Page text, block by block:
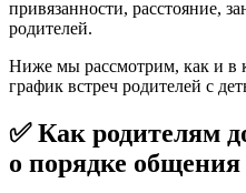
привязанности, расстояние,
родителей.
Ниже мы рассмотрим, как и в
график встреч родителей с
✅ Как родителям
о порядке общения